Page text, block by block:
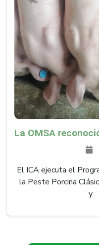
El ICA ejecuta el
la Peste Porcina
y...